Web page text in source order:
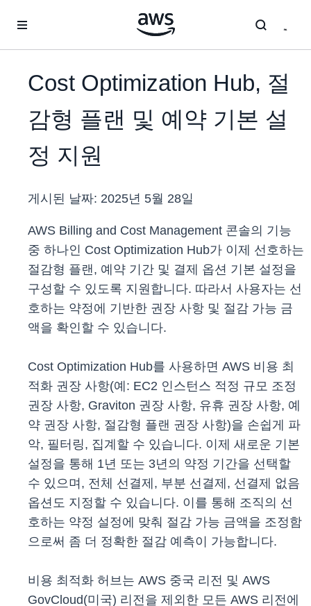
Cost Optimization Hub, 절
감형 플랜 및 예약 기본 설
정 지원
게시된 날짜: 2025년 5월 28일
AWS Billing and Cost Management 콘솔의 기능
중 하나인 Cost Optimization Hub가 이제 선호하는
절감형 플랜, 예약 기간 및 결제 옵션 기본 설정을
구성할 수 있도록 지원합니다. 따라서 사용자는 선
호하는 약정에 기반한 권장 사항 및 절감 가능 금
액을 확인할 수 있습니다.
Cost Optimization Hub를 사용하면 AWS 비용 최
적화 권장 사항(예: EC2 인스턴스 적정 규모 조정
권장 사항, Graviton 권장 사항, 유휴 권장 사항, 예
약 권장 사항, 절감형 플랜 권장 사항)을 손쉽게 파
악, 필터링, 집계할 수 있습니다. 이제 새로운 기본
설정을 통해 1년 또는 3년의 약정 기간을 선택할
수 있으며, 전체 선결제, 부분 선결제, 선결제 없음
옵션도 지정할 수 있습니다. 이를 통해 조직의 선
호하는 약정 설정에 맞춰 절감 가능 금액을 조정함
으로써 좀 더 정확한 절감 예측이 가능합니다.
비용 최적화 허브는 AWS 중국 리전 및 AWS
GovCloud(미국) 리전을 제외한 모든 AWS 리전에